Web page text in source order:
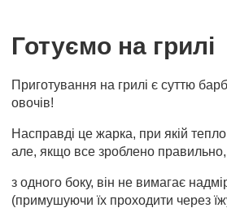
Готуємо на грилі
Приготування на грилі є суттю
овочів!
Насправді це жарка, при якій
але, якщо все зроблено
з одного боку, він не вимагає
(примушуючи їх проходити через